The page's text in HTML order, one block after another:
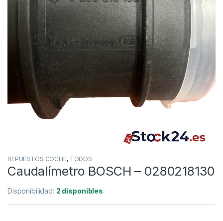
REPUESTOS COCHE, TODOS
Caudalímetro BOSCH – 0280218130
Disponibilidad: 2 disponibles